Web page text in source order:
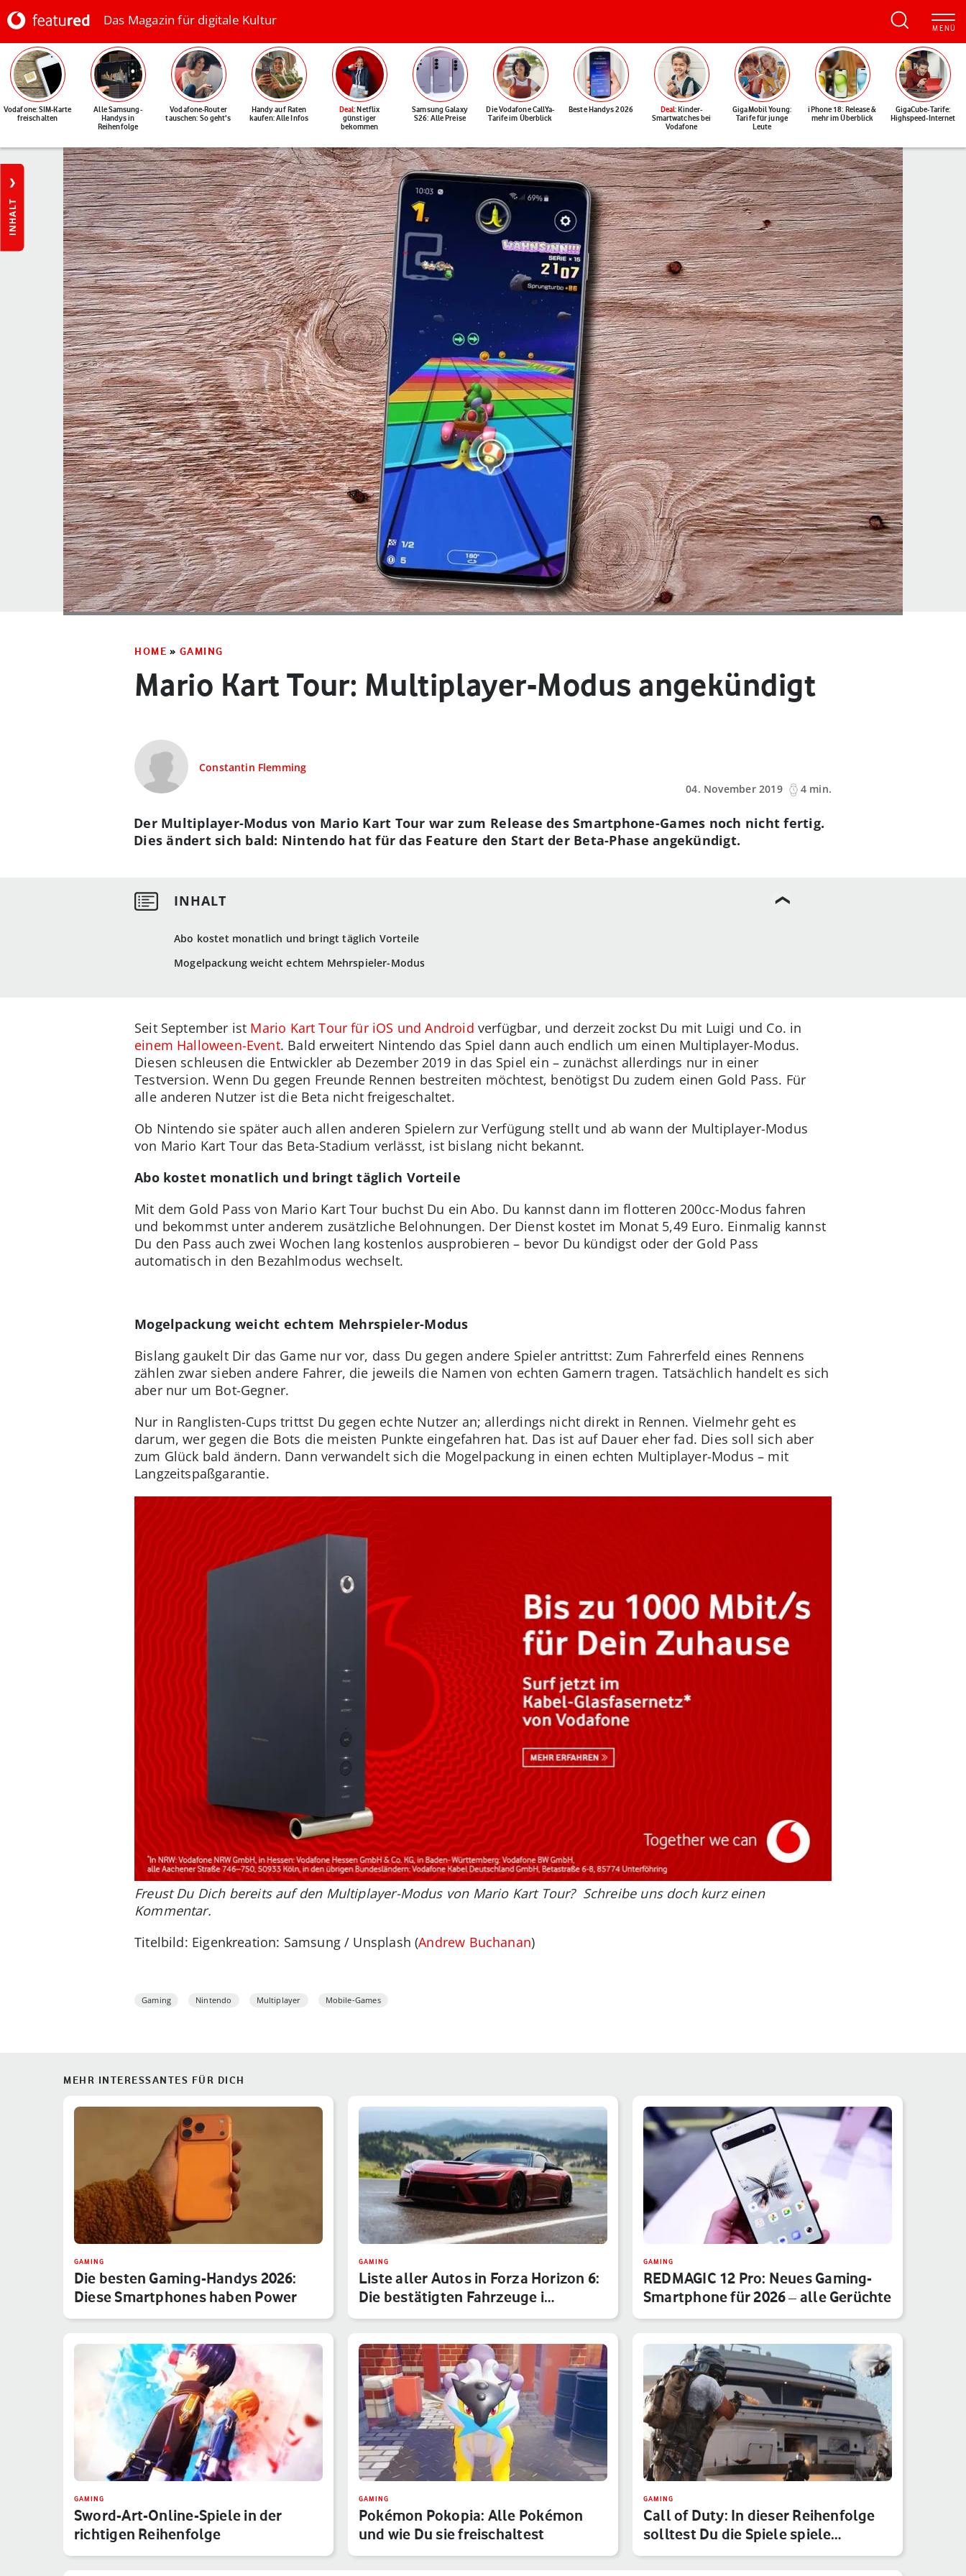
Das Magazin für digitale Kultur
Vodafone: SIM-Karte
freischalten
Alle Samsung-
Handys in
Reihenfolge
Vodafone-Router
tauschen: So geht's
Handy auf Raten
kaufen: Alle Infos
Deal: Netflix
günstiger
bekommen
Samsung Galaxy
S26: Alle Preise
Die Vodafone CallYa-
Tarife im Überblick
Beste Handys 2026 Deal: Kinder-
Smartwatches bei
Vodafone
GigaMobil Young:
Tarife für junge
Leute
iPhone 18: Release &
mehr im Überblick
GigaCube-Tarife:
Highspeed-Internet
INHALT
HOME » GAMING
Mario Kart Tour: Multiplayer-Modus angekündigt
Constantin Flemming
04. November 2019
4 min.
Abo kostet monatlich und bringt täglich Vorteile
Mogelpackung weicht echtem Mehrspieler-Modus
Der Multiplayer-Modus von Mario Kart Tour war zum Release des Smartphone-Games noch nicht fertig.
Dies ändert sich bald: Nintendo hat für das Feature den Start der Beta-Phase angekündigt.
Seit September ist Mario Kart Tour für iOS und Android verfügbar, und derzeit zockst Du mit Luigi und Co. in
einem Halloween-Event. Bald erweitert Nintendo das Spiel dann auch endlich um einen Multiplayer-Modus.
Diesen schleusen die Entwickler ab Dezember 2019 in das Spiel ein – zunächst allerdings nur in einer
Testversion. Wenn Du gegen Freunde Rennen bestreiten möchtest, benötigst Du zudem einen Gold Pass. Für
alle anderen Nutzer ist die Beta nicht freigeschaltet.
Ob Nintendo sie später auch allen anderen Spielern zur Verfügung stellt und ab wann der Multiplayer-Modus
von Mario Kart Tour das Beta-Stadium verlässt, ist bislang nicht bekannt.
Abo kostet monatlich und bringt täglich Vorteile
Mit dem Gold Pass von Mario Kart Tour buchst Du ein Abo. Du kannst dann im flotteren 200cc-Modus fahren
und bekommst unter anderem zusätzliche Belohnungen. Der Dienst kostet im Monat 5,49 Euro. Einmalig kannst
Du den Pass auch zwei Wochen lang kostenlos ausprobieren – bevor Du kündigst oder der Gold Pass
automatisch in den Bezahlmodus wechselt.
Mogelpackung weicht echtem Mehrspieler-Modus
Bislang gaukelt Dir das Game nur vor, dass Du gegen andere Spieler antrittst: Zum Fahrerfeld eines Rennens
zählen zwar sieben andere Fahrer, die jeweils die Namen von echten Gamern tragen. Tatsächlich handelt es sich
aber nur um Bot-Gegner.
Nur in Ranglisten-Cups trittst Du gegen echte Nutzer an; allerdings nicht direkt in Rennen. Vielmehr geht es
darum, wer gegen die Bots die meisten Punkte eingefahren hat. Das ist auf Dauer eher fad. Dies soll sich aber
zum Glück bald ändern. Dann verwandelt sich die Mogelpackung in einen echten Multiplayer-Modus – mit
Langzeitspaßgarantie.
Freust Du Dich bereits auf den Multiplayer-Modus von Mario Kart Tour? Schreibe uns doch kurz einen
Kommentar.
Titelbild: Eigenkreation: Samsung / Unsplash (Andrew Buchanan)
Gaming Nintendo Multiplayer Mobile-Games
MEHR INTERESSANTES FÜR DICH
GAMING
Die besten Gaming-Handys 2026:
Diese Smartphones haben Power
GAMING
Liste aller Autos in Forza Horizon 6:
Die bestätigten Fahrzeuge i…
GAMING
REDMAGIC 12 Pro: Neues Gaming-
Smartphone für 2026 – alle Gerüchte
GAMING
Sword-Art-Online-Spiele in der
richtigen Reihenfolge
GAMING
Pokémon Pokopia: Alle Pokémon
und wie Du sie freischaltest
GAMING
Call of Duty: In dieser Reihenfolge
solltest Du die Spiele spiele…